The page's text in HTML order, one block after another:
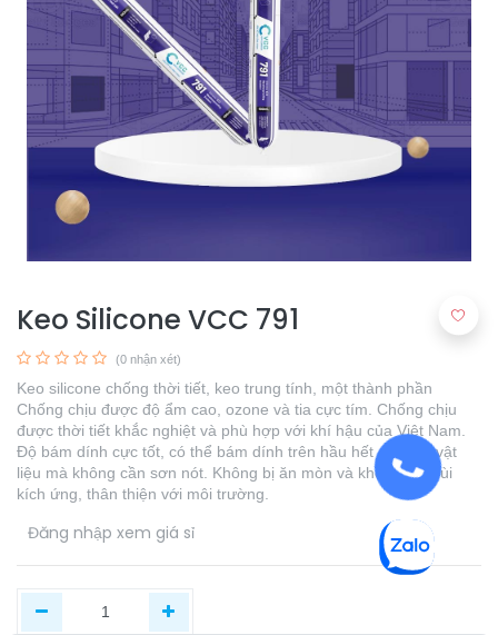
Keo Silicone VCC 791
(0 nhận xét)
Keo silicone chống thời tiết, keo trung tính, một thành phần
Chống chịu được độ ẩm cao, ozone và tia cực tím. Chống chịu
được thời tiết khắc nghiệt và phù hợp với khí hậu của Việt Nam.
Độ bám dính cực tốt, có thể bám dính trên hầu hết các loại vật
liệu mà không cần sơn nót. Không bị ăn mòn và không có mùi
kích ứng, thân thiện với môi trường.
Đăng nhập xem giá sỉ